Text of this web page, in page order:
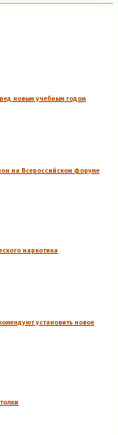
новым учебным годом
на Всероссийском форуме
наркотика
установить новое